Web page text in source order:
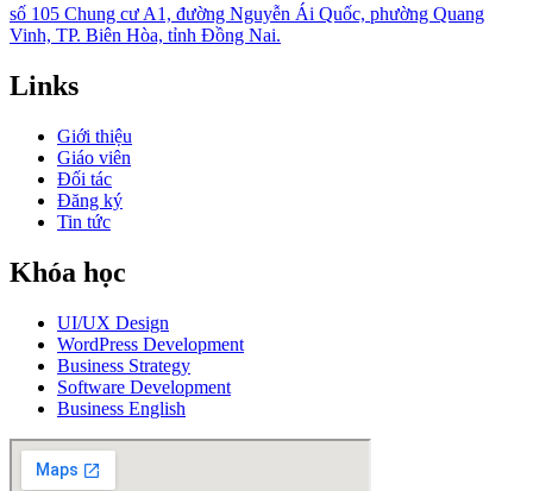
số 105 Chung cư A1, đường Nguyễn Ái Quốc, phường Quang
Vinh, TP. Biên Hòa, tỉnh Đồng Nai.
Links
Giới thiệu
Giáo viên
Đối tác
Đăng ký
Tin tức
Khóa học
UI/UX Design
WordPress Development
Business Strategy
Software Development
Business English